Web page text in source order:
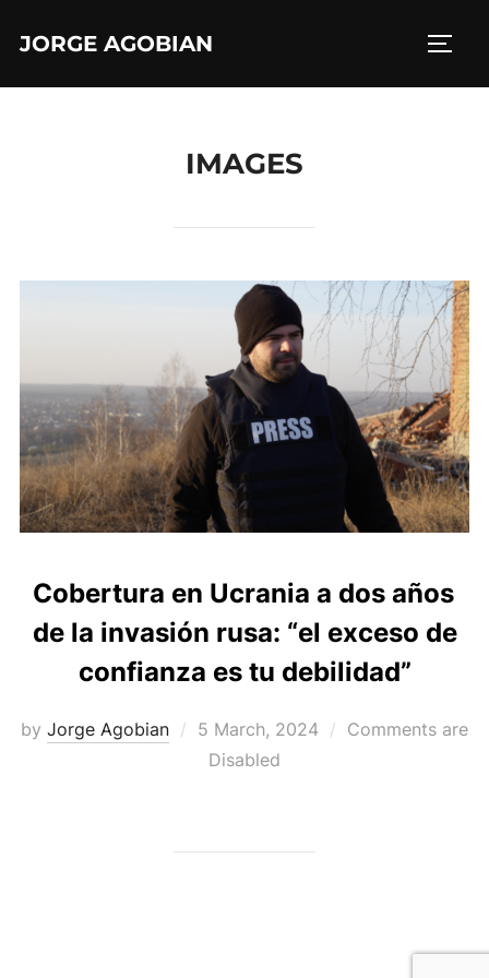
JORGE AGOBIAN
IMAGES
Cobertura en Ucrania a dos años
de la invasión rusa: “el exceso de
confianza es tu debilidad”
by Jorge Agobian
Posted
on
5 March, 2024
Comments are
Disabled